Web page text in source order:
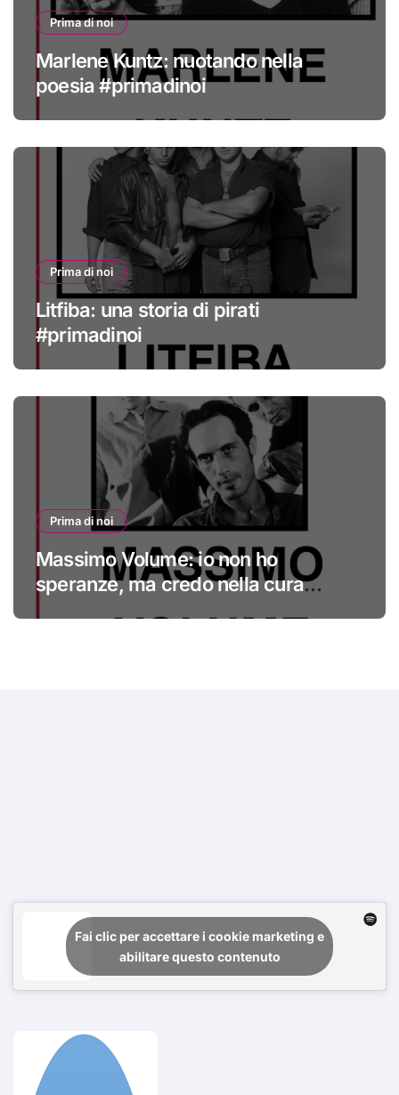
Prima di noi
Marlene Kuntz: nuotando nella
poesia #primadinoi
Prima di noi
Litfiba: una storia di pirati
#primadinoi
Prima di noi
Massimo Volume: io non ho
speranze, ma credo nella cura
Fai clic per accettare i cookie marketing e
abilitare questo contenuto